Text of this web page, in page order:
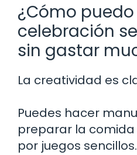
¿Cómo
celebración
sin gastar
La creatividad es
Puedes hacer
preparar la
por juegos sencillos.